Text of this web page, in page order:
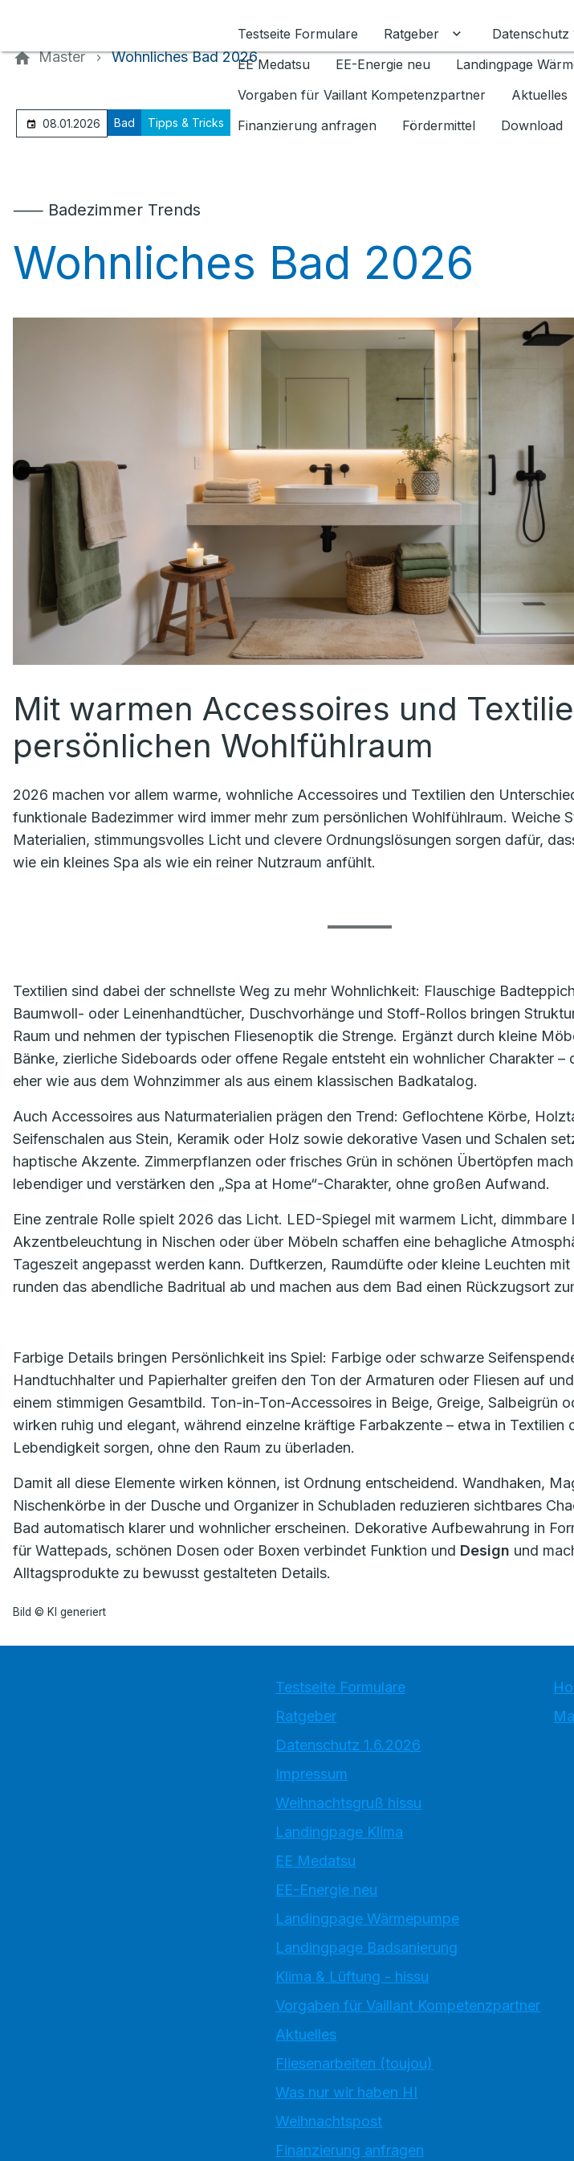
Testseite Formulare
Ratgeber Untermenü für
Datenschutz
EE Medatsu
EE-Energie neu Landingpage
Vorgaben für Vaillant Kompetenzpartner
Aktuelles
Finanzierung anfragen
Fördermittel Download
Master Wohnliches Bad 2026
08.01.2026 Bad Tipps & Tricks
⸺ Badezimmer Trends
Wohnliches Bad 2026
Mit warmen Accessoires und
persönlichen Wohlfühlraum
2026 machen vor allem warme, wohnliche Accessoires und Textilien den
funktionale Badezimmer wird immer mehr zum persönlichen Wohlfühlraum. Weiche
Materialien, stimmungsvolles Licht und clevere Ordnungslösungen sorgen dafür,
wie ein kleines Spa als wie ein reiner Nutzraum anfühlt.
Textilien sind dabei der schnellste Weg zu mehr Wohnlichkeit: Flauschige
Baumwoll- oder Leinenhandtücher, Duschvorhänge und Stoff-Rollos bringen
Raum und nehmen der typischen Fliesenoptik die Strenge. Ergänzt durch kleine
Bänke, zierliche Sideboards oder offene Regale entsteht ein wohnlicher Charakter –
eher wie aus dem Wohnzimmer als aus einem klassischen Badkatalog.
Auch Accessoires aus Naturmaterialien prägen den Trend: Geflochtene Körbe,
Seifenschalen aus Stein, Keramik oder Holz sowie dekorative Vasen und Schalen
haptische Akzente. Zimmerpflanzen oder frisches Grün in schönen Übertöpfen
lebendiger und verstärken den „Spa at Home“-Charakter, ohne großen Aufwand.
Eine zentrale Rolle spielt 2026 das Licht. LED-Spiegel mit warmem Licht, dimmbare
Akzentbeleuchtung in Nischen oder über Möbeln schaffen eine behagliche
Tageszeit angepasst werden kann. Duftkerzen, Raumdüfte oder kleine Leuchten
runden das abendliche Badritual ab und machen aus dem Bad einen Rückzugsort
Farbige Details bringen Persönlichkeit ins Spiel: Farbige oder schwarze
Handtuchhalter und Papierhalter greifen den Ton der Armaturen oder Fliesen auf
einem stimmigen Gesamtbild. Ton-in-Ton-Accessoires in Beige, Greige, Salbeigrün
wirken ruhig und elegant, während einzelne kräftige Farbakzente – etwa in Textilien
Lebendigkeit sorgen, ohne den Raum zu überladen.
Damit all diese Elemente wirken können, ist Ordnung entscheidend. Wandhaken,
Nischenkörbe in der Dusche und Organizer in Schubladen reduzieren sichtbares
Bad automatisch klarer und wohnlicher erscheinen. Dekorative Aufbewahrung in
für Wattepads, schönen Dosen oder Boxen verbindet Funktion und Design und
Alltagsprodukte zu bewusst gestalteten Details.
Bild © KI generiert
Testseite Formulare
Ratgeber
Datenschutz 1.6.2026
Impressum
Weihnachtsgruß hissu
Landingpage Klima
EE Medatsu
EE-Energie neu
Landingpage Wärmepumpe
Landingpage Badsanierung
Klima & Lüftung - hissu
Vorgaben für Vaillant Kompetenzpartner
Aktuelles
Fliesenarbeiten (toujou)
Was nur wir haben HI
Weihnachtspost
Finanzierung anfragen